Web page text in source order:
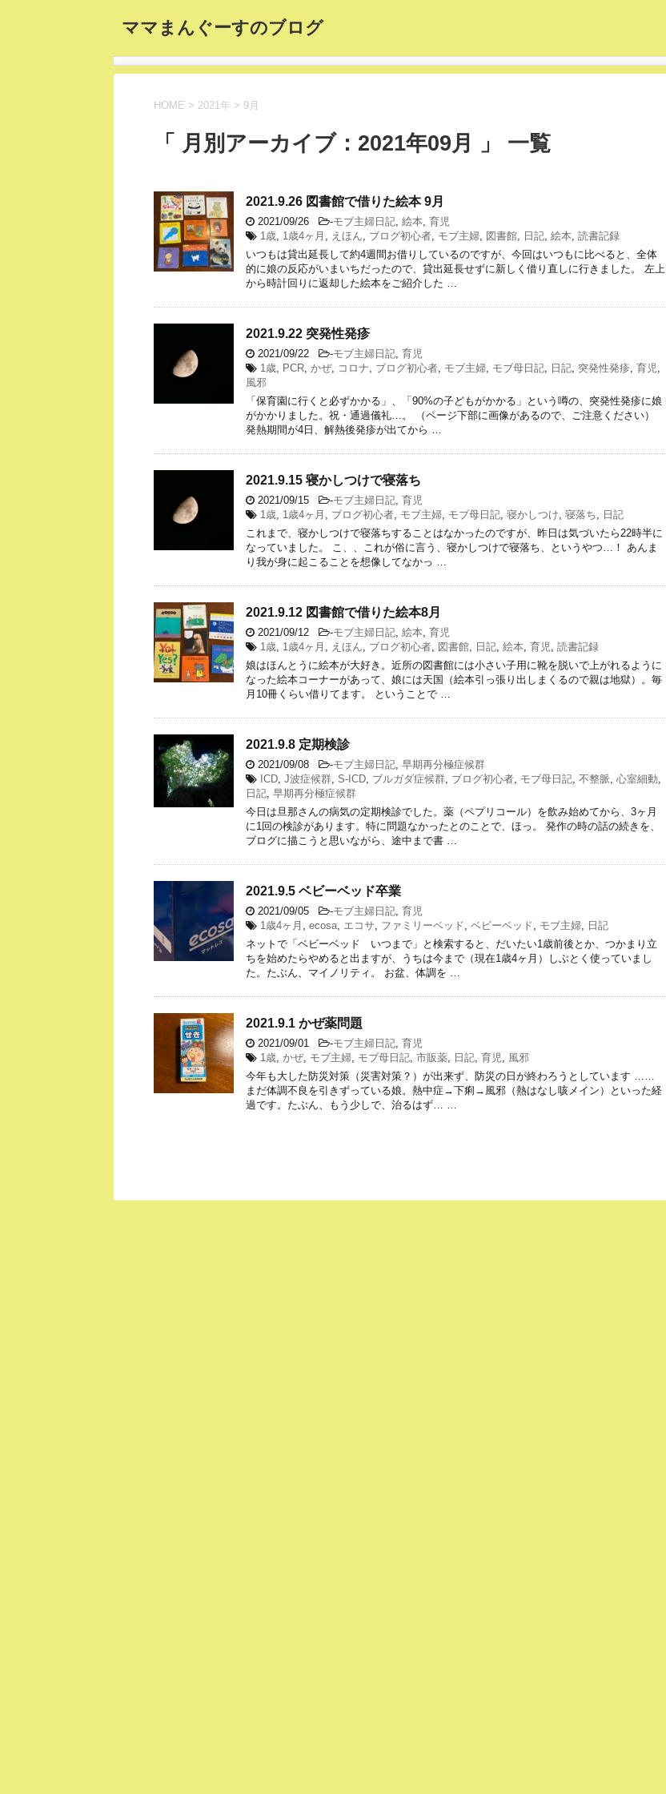
ママまんぐーすのブログ
HOME > 2021年 > 9月
「 月別アーカイブ：2021年09月 」 一覧
2021.9.26 図書館で借りた絵本 9月
2021/09/26 -モブ主婦日記, 絵本, 育児
1歳, 1歳4ヶ月 , えほん, ブログ初心者, モブ主婦, 図書館, 日記, 絵本, 読書記録
いつもは貸出延長して約4週間お借りしているのですが、今回はいつもに比べると、全体
的に娘の反応がいまいちだったので、貸出延長せずに新しく借り直しに行きました。 左上
から時計回りに返却した絵本をご紹介した …
2021.9.22 突発性発疹
2021/09/22 -モブ主婦日記, 育児
1歳, PCR, かぜ, コロナ, ブログ初心者, モブ主婦, モブ母日記, 日記, 突発性発疹, 育児,
風邪
「保育園に行くと必ずかかる」、「90%の子どもがかかる」という噂の、突発性発疹に娘
がかかりました。祝・通過儀礼…。 （ページ下部に画像があるので、ご注意ください）
発熱期間が4日、解熱後発疹が出てから …
2021.9.15 寝かしつけで寝落ち
2021/09/15 -モブ主婦日記, 育児
1歳, 1歳4ヶ月 , ブログ初心者, モブ主婦, モブ母日記, 寝かしつけ, 寝落ち, 日記
これまで、寝かしつけで寝落ちすることはなかったのですが、昨日は気づいたら22時半に
なっていました。 こ、、これが俗に言う、寝かしつけで寝落ち、というやつ…！ あんま
り我が身に起こることを想像してなかっ …
2021.9.12 図書館で借りた絵本8月
2021/09/12 -モブ主婦日記, 絵本, 育児
1歳, 1歳4ヶ月 , えほん, ブログ初心者, 図書館, 日記, 絵本, 育児, 読書記録
娘はほんとうに絵本が大好き。近所の図書館には小さい子用に靴を脱いで上がれるように
なった絵本コーナーがあって、娘には天国（絵本引っ張り出しまくるので親は地獄）。毎
月10冊くらい借りてます。 ということで …
2021.9.8 定期検診
2021/09/08 -モブ主婦日記, 早期再分極症候群
ICD, J波症候群, S-ICD, ブルガダ症候群, ブログ初心者, モブ母日記, 不整脈, 心室細動,
日記, 早期再分極症候群
今日は旦那さんの病気の定期検診でした。薬（ペプリコール）を飲み始めてから、3ヶ月
に1回の検診があります。特に問題なかったとのことで、ほっ。 発作の時の話の続きを、
ブログに描こうと思いながら、途中まで書 …
2021.9.5 ベビーベッド卒業
2021/09/05 -モブ主婦日記, 育児
1歳4ヶ月 , ecosa, エコサ, ファミリーベッド, ベビーベッド, モブ主婦, 日記
ネットで「ベビーベッド いつまで」と検索すると、だいたい1歳前後とか、つかまり立
ちを始めたらやめると出ますが、うちは今まで（現在1歳4ヶ月）しぶとく使っていまし
た。たぶん、マイノリティ。 お盆、体調を …
2021.9.1 かぜ薬問題
2021/09/01 -モブ主婦日記, 育児
1歳, かぜ, モブ主婦, モブ母日記, 市販薬, 日記, 育児, 風邪
今年も大した防災対策（災害対策？）が出来ず、防災の日が終わろうとしています ……
まだ体調不良を引きずっている娘。熱中症→下痢→風邪（熱はなし咳メイン）といった経
過です。たぶん、もう少しで、治るはず… …